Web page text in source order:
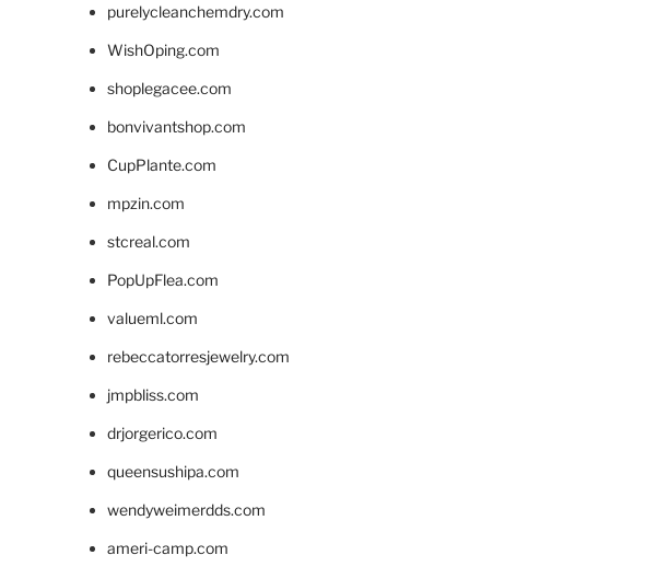
purelycleanchemdry.com
WishOping.com
shoplegacee.com
bonvivantshop.com
CupPlante.com
mpzin.com
stcreal.com
PopUpFlea.com
valueml.com
rebeccatorresjewelry.com
jmpbliss.com
drjorgerico.com
queensushipa.com
wendyweimerdds.com
ameri-camp.com